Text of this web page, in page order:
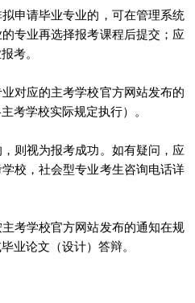
申请毕业专业的，可在管理系统
专业再选择报考课程后提交；应
考。
对应的主考学校官方网站发布的
考学校实际规定执行）。
则视为报考成功。如有疑问，应
校，社会型专业考生咨询电话详
考学校官方网站发布的通知在规
业论文（设计）答辩。